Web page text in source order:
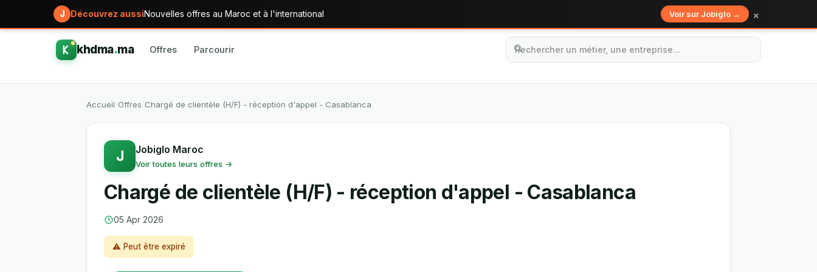
J Découvrez aussiNouvelles offres au Maroc et à l'international Voir sur Jobiglo → ×
khdma.ma Offres Parcourir
Accueil Offres Chargé de clientèle (H/F) - réception d'appel - Casablanca
J Jobiglo Maroc
Voir toutes leurs offres →
Chargé de clientèle (H/F) - réception d'appel - Casablanca
05 Apr 2026
⚠ Peut être expiré